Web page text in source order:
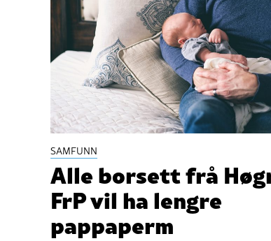
SAMFUNN
Alle borsett frå
FrP vil ha lengre
pappaperm